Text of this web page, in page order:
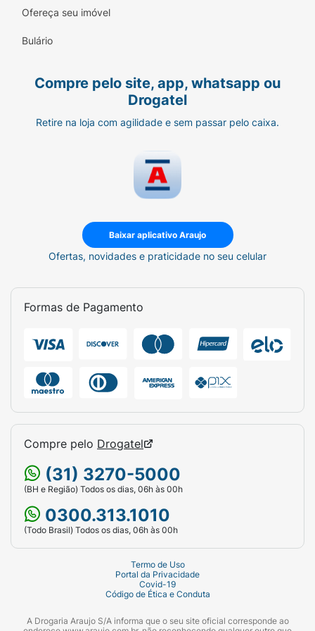
dermatologistas.
cadeia de fornecimento responsável.
•Desenvolvido na França a partir de 70 anos
Aplique uma pequena quantidade do
Hidratante Calmante na mão. Aqueça com
movimentos circulares entre a palma da mão
rosto do bebê e da criança, evitando a área
dos olhos 2x ao dia. Repita este cuidado
Conheça a linha completa Mustela para Pele
cuidar da pele muito sensível ou
Ofereça seu imóvel
Bulário
Compre pelo site, app, whatsapp ou
Drogatel
Retire na loja com agilidade e sem passar pelo caixa.
Baixar aplicativo Araujo
Ofertas, novidades e praticidade no seu celular
Formas de Pagamento
Compre pelo Drogatel
(31) 3270-5000
(BH e Região) Todos os dias, 06h às 00h
0300.313.1010
(Todo Brasil) Todos os dias, 06h às 00h
Termo de Uso
Portal da Privacidade
Covid-19
Código de Ética e Conduta
A Drogaria Araujo S/A informa que o seu site oficial corresponde ao